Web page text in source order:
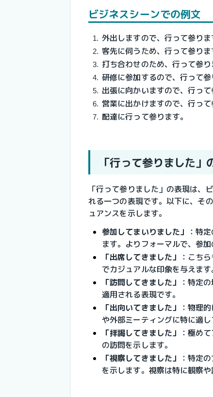
ビジネスシーンでの例文
外出しますので、行って参りま
客先に伺うため、行って参りま
打ち合わせのため、行って参り
研修に参加するので、行って参
出張に向かいますので、行って
営業に出かけますので、行って
配達に行って参ります。
「行って参りました
「行って参りました」の表現は、
れる一つの表現です。以下に、そ
ュアンスを示します。
参加してまいりました」
：特
ます。よりフォーマルで、参
「出席してきました」
： こち
でカジュアルな印象を与えます
「訪問してきました」
：特定
適用される表現です。
「出向いてきました」
：物理
や外部ミーティングに特に適し
「拝謁してきました」
：極め
の訪問を示します。
「視察してきました」
：特定
を示します。視察は特に観察